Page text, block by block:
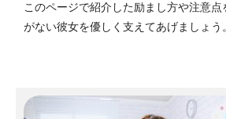
このページで紹介した励まし方や注意
がない彼女を優しく支えてあげましょう。